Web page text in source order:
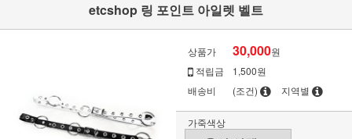
etcshop 링 포인트 아일렛 벨트
상품가 30,000원
적립금
1,500원
배송비
(조건) 지역별
가죽색상